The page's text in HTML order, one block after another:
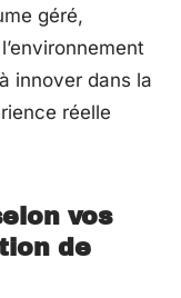
géré,
innover dans la
réelle
vos
de